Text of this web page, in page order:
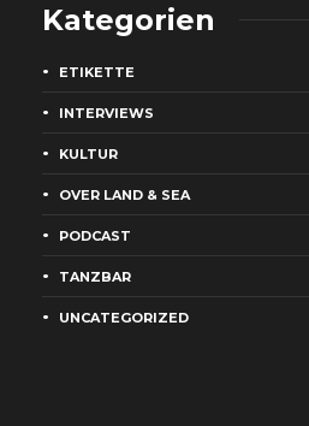
Kategorien
ETIKETTE
INTERVIEWS
KULTUR
OVER LAND & SEA
PODCAST
TANZBAR
UNCATEGORIZED